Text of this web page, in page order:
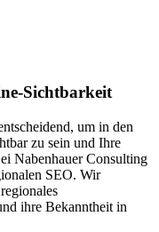
Sichtbarkeit
um in den
zu sein und Ihre
Nabenhauer Consulting
SEO. Wir
ihre Bekanntheit in